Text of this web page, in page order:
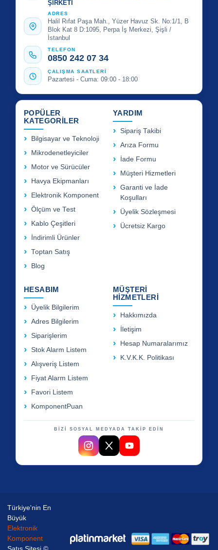
ŞİRKETİ
ADRES
Halil Rıfat Paşa Mah., Yüzer Havuz Sk. No:1/1, B
Blok Kat 8 D:1095, Perpa İş Merkezi, Şişli /
İstanbul
TELEFON
0850 242 07 34
ÇALIŞMA SAATLERİ
Pazartesi - Cuma: 09:00 - 18:00
POPÜLER
KATEGORİLER
Bilgisayar ve Teknoloji
Mikrodenetleyiciler
Motor ve Sürücüler
Havya Ekipmanları
Elektronik Komponent
Ölçüm ve Test
Kablo Çeşitleri
İndirimli Ürünler
Toptan Satış
Blog
YARDIM
Sipariş Takibi
Arıza Formu
İade Formu
Müşteri Hizmetleri
Garanti ve İade
Koşulları
Üyelik Sözleşmesi
Ücretsiz Kargo
HESABIM
Üyelik Bilgilerim
Adres Bilgilerim
Siparişlerim
Stok Alarm Listem
Alışveriş Listem
Fiyat Alarm Listem
Favori Listem
KomponentPuan
MÜŞTERİ
HİZMETLERİ
Hakkımızda
İletişim
Hesap Numaralarımız
K.V.K.K. Politikası
BİZİ SOSYAL MEDYADA TAKİP EDİN
Türkiye'nin En
Büyük
Elektronik
Komponent